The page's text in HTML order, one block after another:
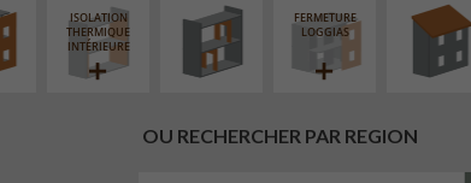
ISOLATION
THERMIQUE
INTÉRIEURE
FERMETURE
LOGGIAS
OU RECHERCHER PAR REGION